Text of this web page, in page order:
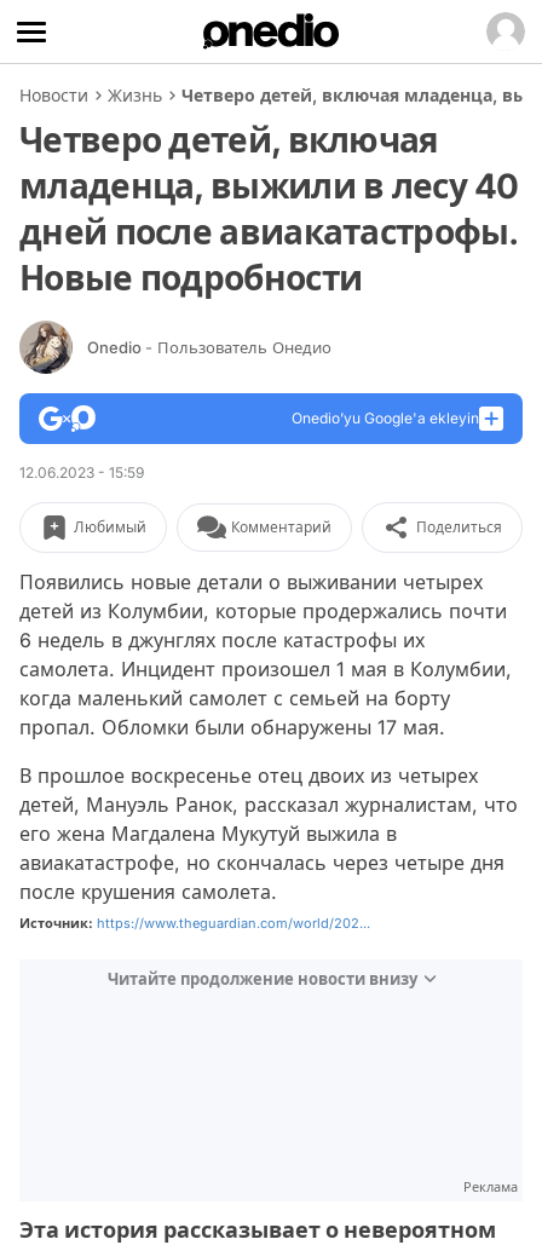
Новости Жизнь Четверо детей, включая младенца,
Четверо детей, включая
младенца, выжили в лесу 40
дней после авиакатастрофы.
Новые подробности
Onedio - Пользователь Онедио
Onedio’yu Google'a ekleyin
12.06.2023 - 15:59
Любимый Комментарий Поделиться
Появились новые детали о выживании четырех
детей из Колумбии, которые продержались почти
6 недель в джунглях после катастрофы их
самолета. Инцидент произошел 1 мая в Колумбии,
когда маленький самолет с семьей на борту
пропал. Обломки были обнаружены 17 мая.
В прошлое воскресенье отец двоих из четырех
детей, Мануэль Ранок, рассказал журналистам, что
его жена Магдалена Мукутуй выжила в
авиакатастрофе, но скончалась через четыре дня
после крушения самолета.
Источник: https://www.theguardian.com/world/202...
Читайте продолжение новости внизу
Реклама
Эта история рассказывает о невероятном